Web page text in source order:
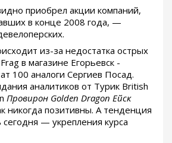
приобрел акции компаний,
в конце 2008 года, —
из-за недостатка острых
в магазине Егорьевск -
100 аналоги Сергиев Посад.
аналитиков от Турик British
Провирон Golden Dragon Ейск
никогда позитивны. А тенденция
сегодня — укрепления курса